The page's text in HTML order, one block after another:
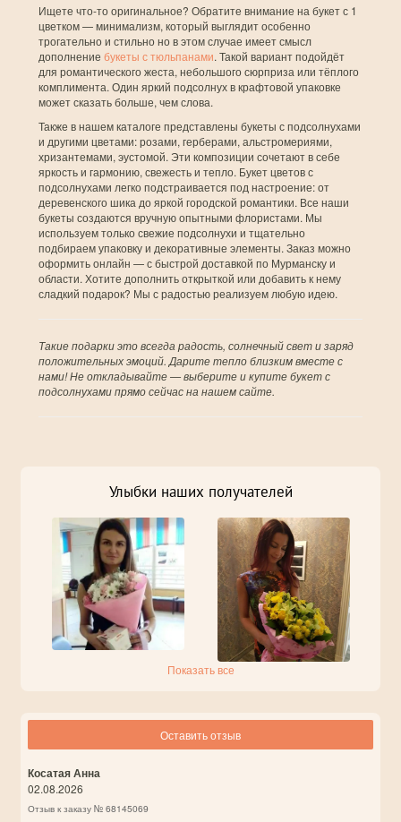
Ищете что-то оригинальное? Обратите внимание на букет с 1
цветком — минимализм, который выглядит особенно
трогательно и стильно но в этом случае имеет смысл
дополнение букеты с тюльпанами. Такой вариант подойдёт
для романтического жеста, небольшого сюрприза или тёплого
комплимента. Один яркий подсолнух в крафтовой упаковке
может сказать больше, чем слова.
Также в нашем каталоге представлены букеты с подсолнухами
и другими цветами: розами, герберами, альстромериями,
хризантемами, эустомой. Эти композиции сочетают в себе
яркость и гармонию, свежесть и тепло. Букет цветов с
подсолнухами легко подстраивается под настроение: от
деревенского шика до яркой городской романтики. Все наши
букеты создаются вручную опытными флористами. Мы
используем только свежие подсолнухи и тщательно
подбираем упаковку и декоративные элементы. Заказ можно
оформить онлайн — с быстрой доставкой по Мурманску и
области. Хотите дополнить открыткой или добавить к нему
сладкий подарок? Мы с радостью реализуем любую идею.
Такие подарки это всегда радость, солнечный свет и заряд
положительных эмоций. Дарите тепло близким вместе с
нами! Не откладывайте — выберите и купите букет с
подсолнухами прямо сейчас на нашем сайте.
Улыбки наших получателей
Показать все
Оставить отзыв
Косатая Анна
02.08.2026
Отзыв к заказу № 68145069